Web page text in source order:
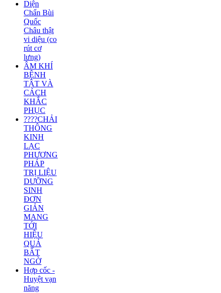
Diện
Chẩn Bùi
Quốc
Châu thật
vi diệu (co
rút cơ
lưng)
ÂM KHÍ
BỆNH
TẬT VÀ
CÁCH
KHẮC
PHỤC
????CHẢI
THÔNG
KINH
LẠC
PHƯƠNG
PHÁP
TRỊ LIỆU
DƯỠNG
SINH
ĐƠN
GIẢN
MANG
TỚI
HIỆU
QUẢ
BẤT
NGỜ
Hợp cốc -
Huyệt vạn
năng